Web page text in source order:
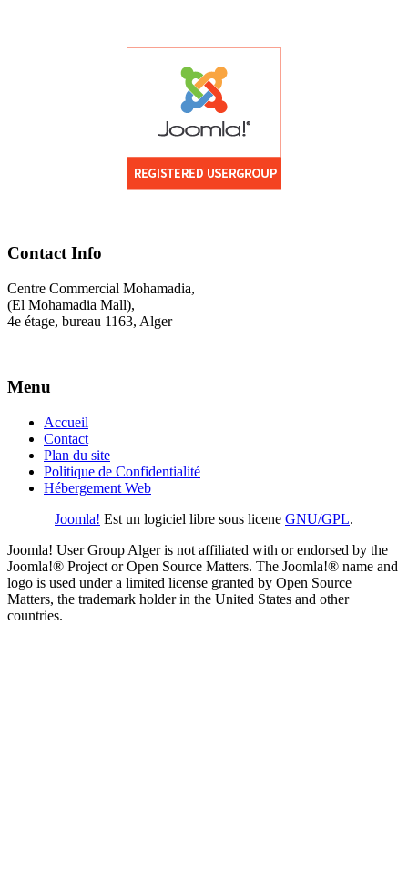
Contact Info
Centre Commercial Mohamadia,
(El Mohamadia Mall),
4e étage, bureau 1163, Alger
Menu
Accueil
Contact
Plan du site
Politique de Confidentialité
Hébergement Web
Joomla! Est un logiciel libre sous licene GNU/GPL.
Joomla! User Group Alger is not affiliated with or endorsed by the
Joomla!® Project or Open Source Matters. The Joomla!® name and
logo is used under a limited license granted by Open Source
Matters, the trademark holder in the United States and other
countries.